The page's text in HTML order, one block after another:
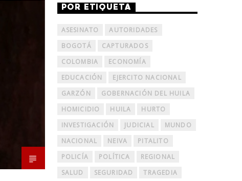
POR ETIQUETA
ASESINATO
AUTORIDADES
BOGOTÁ
CAPTURADOS
COLOMBIA
ECONOMÍA
EDUCACIÓN
EJERCITO NACIONAL
GARZÓN
GOBERNACIÓN DEL HUILA
HOMICIDIO
HUILA
HURTO
INVESTIGACIÓN
JUDICIAL
MUNDO
NACIONAL
NEIVA
PITALITO
POLICÍA
POLÍTICA
REGIONAL
SALUD
SEGURIDAD
TRAGEDIA